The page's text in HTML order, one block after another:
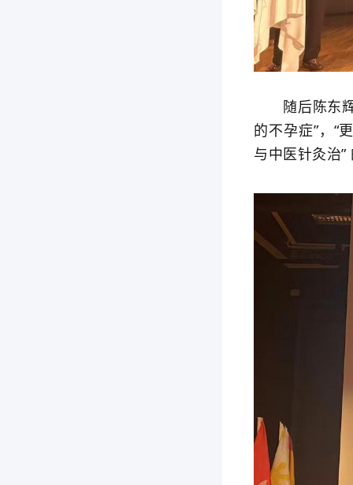
随后陈东辉
的不孕症”，“
与中医针灸治